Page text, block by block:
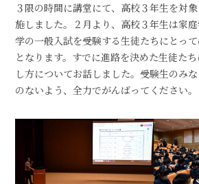
３限の時間に講堂にて、高校３年生を対
施しました。２月より、高校３年生は家
学の一般入試を受験する生徒たちにとっ
となります。すでに進路を決めた生徒た
し方についてお話しました。受験生のみ
のないよう、全力でがんばってください。